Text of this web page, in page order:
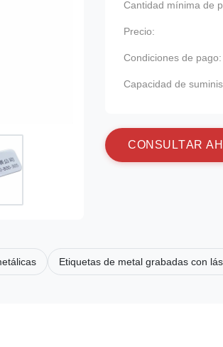
Cantidad mínima de
Precio:
Condiciones de pago:
Capacidad de
CON SU LTAR A H
Etiquetas de metal grabadas con